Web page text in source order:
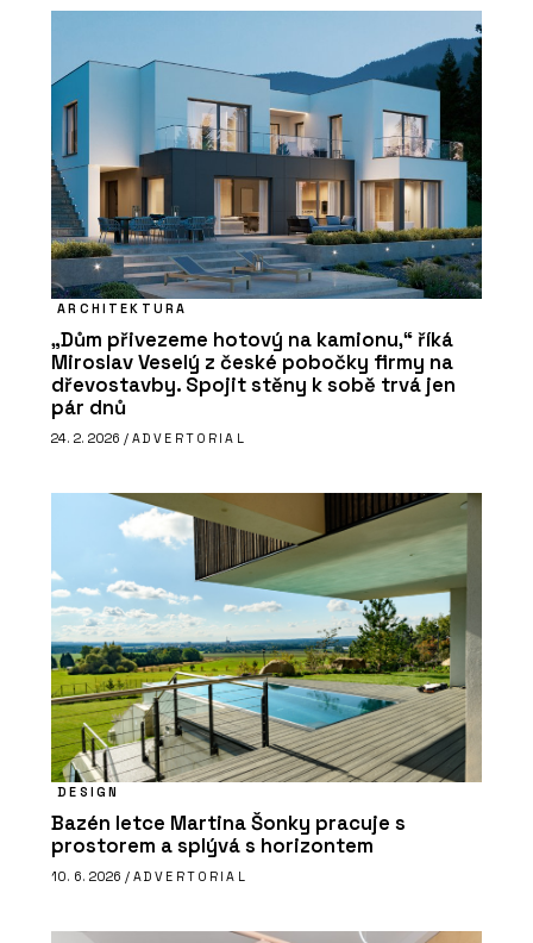
ARCHITEKTURA
„Dům přivezeme hotový na kamionu,“ říká
Miroslav Veselý z české pobočky firmy na
dřevostavby. Spojit stěny k sobě trvá jen
pár dnů
24. 2. 2026 / ADVERTORIAL
DESIGN
Bazén letce Martina Šonky pracuje s
prostorem a splývá s horizontem
10. 6. 2026 / ADVERTORIAL